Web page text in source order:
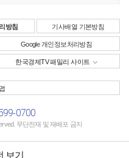
방침 기사배열 기본방침
Google 개인정보처리방침
한국경제TV 패밀리 사이트
0700
무단전재 및 재배포 금지
보기